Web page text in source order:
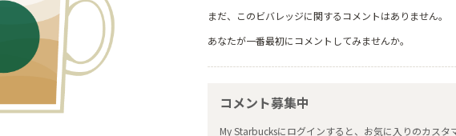
まだ、このビバレッジに関するコメントはありません。
あなたが一番最初にコメントしてみませんか。
コメント募集中
My Starbucksにログインすると、お気に入りのカスタ